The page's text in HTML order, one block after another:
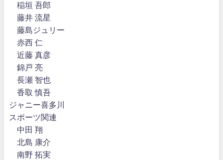
稲垣 吾郎
藤井 流星
藤島ジュリー
赤西 仁
近藤 真彦
錦戸 亮
長瀬 智也
香取 慎吾
ジャニー喜多川
スポーツ関連
中田 翔
北島 康介
南野 拓実